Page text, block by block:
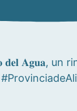
𝐝𝐞𝐥 𝐀𝐠𝐮𝐚, un